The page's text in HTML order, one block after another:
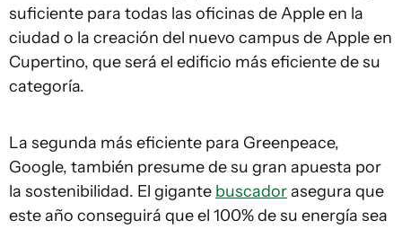
suficiente para todas las oficinas de Apple en la
ciudad o la creación del nuevo campus de Apple en
Cupertino, que será el edificio más eficiente de su
categoría.
La segunda más eficiente para Greenpeace,
Google, también presume de su gran apuesta por
la sostenibilidad. El gigante buscadorasegura que
este año conseguirá que el 100% de su energía sea